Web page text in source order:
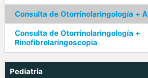
Consulta de Otorrinolaringología +
Consulta de Otorrinolaringología +
Rinofibrolaringoscopia
Pediatría